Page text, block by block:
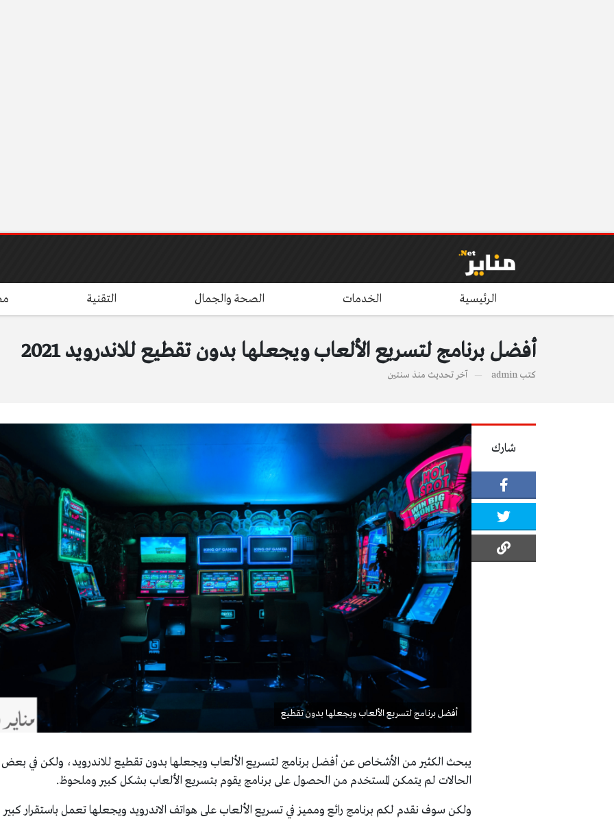
الرئيسية الخدمات الصحة والجمال التقنية
أفضل برنامج لتسريع الألعاب ويجعلها بدون تقطيع للاندرويد 2021
كتب admin آخر تحديث منذ سنتين
شارك
أفضل برنامج لتسريع الألعاب ويجعلها بدون تقطيع
يبحث الكثير من الأشخاص عن أفضل برنامج لتسريع الألعاب ويجعلها بدون تقطيع للاندرويد، ولكن في بعض
الحالات لم يتمكن المستخدم من الحصول على برنامج يقوم بتسريع الألعاب بشكل كبير وملحوظ.
ولكن سوف نقدم لكم برنامج رائع ومميز في تسريع الألعاب على هواتف الاندرويد ويجعلها تعمل باستقرار كبير